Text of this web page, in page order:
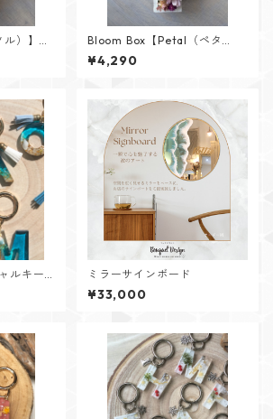
）】メ
れます✨
Bloom Box【Petal（ペタ
ル）】メッセージカード付け
られます✨
¥4,290
ルキー
シリー
ミラーサインボード
¥33,000